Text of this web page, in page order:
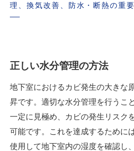
理、換気改善、防水・断熱の重
正しい水分管理の方法
地下室におけるカビ発生の大きな
昇です。適切な水分管理を行うこ
一定に見極め、カビの発生リスク
可能です。これを達成するために
使用して地下室内の湿度を確認し